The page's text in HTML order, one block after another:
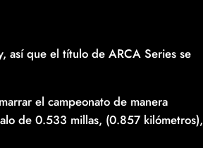
así que el título de ARCA Series se
el campeonato de manera
de 0.533 millas, (0.857 kilómetros),